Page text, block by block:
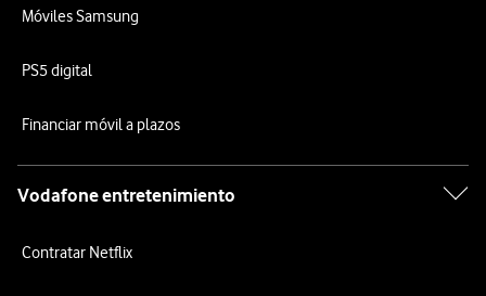
Móviles Samsung
PS5 digital
Financiar móvil a plazos
Vodafone entretenimiento
Contratar Netflix